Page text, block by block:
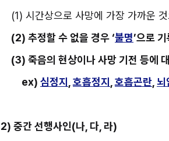
(1) 시간상으로 사망에 가장 가까운
(2) 추정할 수 없을 경우 ‘불명’으로 기
(3) 죽음의 현상이나 사망 기전 등에
ex) 심정지 , 호흡정지 , 호흡곤란 뇌
2) 중간 선행사인(나, 다, 라)